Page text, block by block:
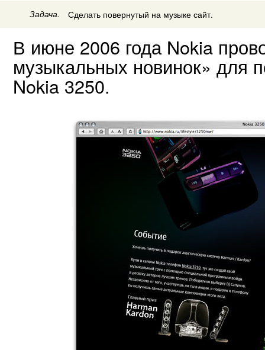
Задача. Сделать повернутый на музыке сайт.
В июне 2006 года Nokia
музыкальных новинок» для
Nokia 3250.